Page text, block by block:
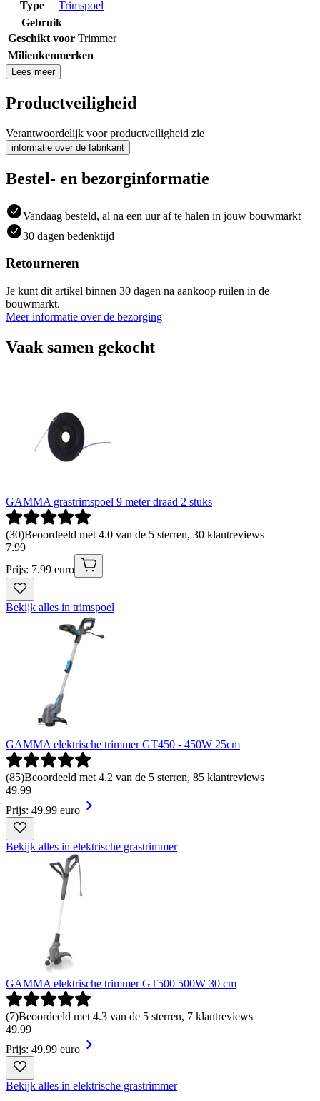
Type
Trimspoel
Gebruik
Geschikt voor Trimmer
Milieukenmerken
Lees meer
Productveiligheid
Verantwoordelijk voor productveiligheid zie
informatie over de fabrikant
Bestel- en bezorginformatie
Vandaag besteld, al na een uur af te halen in jouw bouwmarkt
30 dagen bedenktijd
Retourneren
Je kunt dit artikel binnen 30 dagen na aankoop ruilen in de
bouwmarkt.
Meer informatie over de bezorging
Vaak samen gekocht
GAMMA grastrimspoel 9 meter draad 2 stuks
(30)Beoordeeld met 4.0 van de 5 sterren, 30 klantreviews
7.99
Prijs: 7.99 euro
Bekijk alles in trimspoel
GAMMA elektrische trimmer GT450 - 450W 25cm
(85)Beoordeeld met 4.2 van de 5 sterren, 85 klantreviews
49.99
Prijs: 49.99 euro
Bekijk alles in elektrische grastrimmer
GAMMA elektrische trimmer GT500 500W 30 cm
(7)Beoordeeld met 4.3 van de 5 sterren, 7 klantreviews
49.99
Prijs: 49.99 euro
Bekijk alles in elektrische grastrimmer